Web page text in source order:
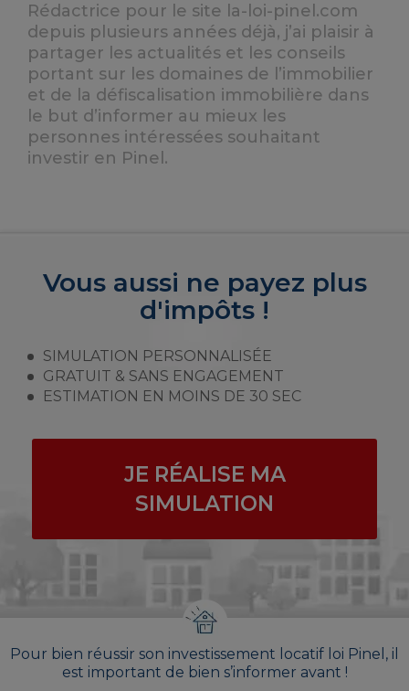
Rédactrice pour le site la-loi-pinel.com
depuis plusieurs années déjà, j’ai plaisir à
partager les actualités et les conseils
portant sur les domaines de l’immobilier
et de la défiscalisation immobilière dans
le but d’informer au mieux les
personnes intéressées souhaitant
investir en Pinel.
Vous aussi ne payez plus
d'impôts !
SIMULATION PERSONNALISÉE
GRATUIT & SANS ENGAGEMENT
ESTIMATION EN MOINS DE 30 SEC
JE RÉALISE MA
SIMULATION
Pour bien réussir son investissement locatif loi Pinel, il
est important de bien s’informer avant !